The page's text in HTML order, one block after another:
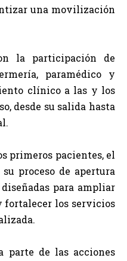
una movilización
la participación de
paramédico y
clínico a las y los
desde su salida hasta
primeros pacientes, el
proceso de apertura
para ampliar
fortalecer los servicios
parte de las acciones